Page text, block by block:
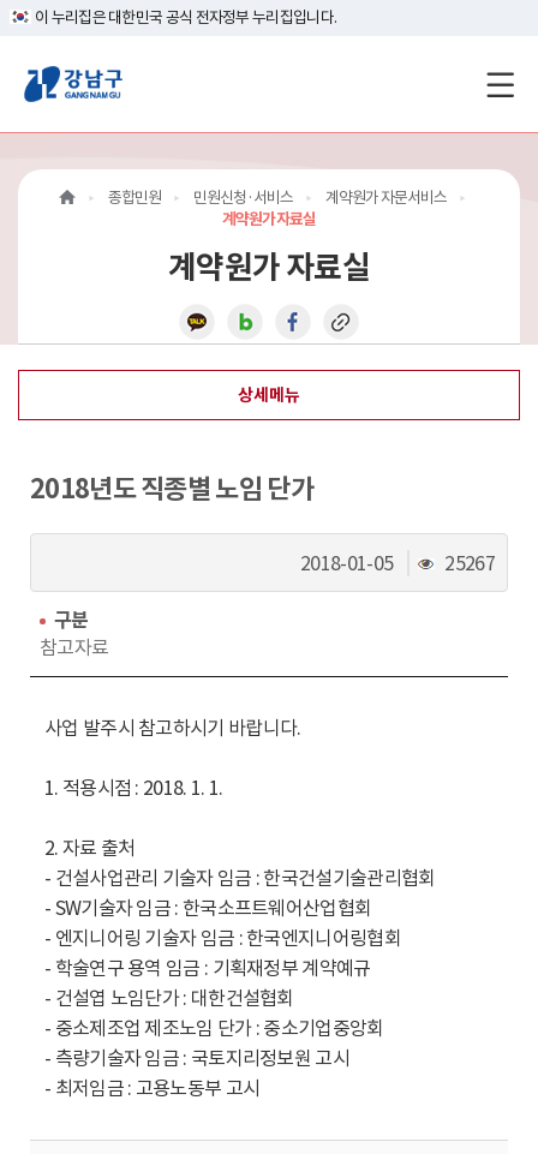
이 누리집은 대한민국 공식 전자정부 누리집입니다.
강
남
구
지
메
인
이
종합민원 민원신청·서비스
계약원가 자문서비스
계약원가 자료실
계약원가 자료실
상세메뉴
2018년도 직종별 노임 단가
2018-01-05
조
회
25267
구분
참고자료
사업 발주시 참고하시기 바랍니다.
1. 적용시점 : 2018. 1. 1.
2. 자료 출처
- 건설사업관리 기술자 임금 : 한국건설기술관리협회
- SW기술자 임금 : 한국소프트웨어산업협회
- 엔지니어링 기술자 임금 : 한국엔지니어링협회
- 학술연구 용역 임금 : 기획재정부 계약예규
- 건설엽 노임단가 : 대한건설협회
- 중소제조업 제조노임 단가 : 중소기업중앙회
- 측량기술자 임금 : 국토지리정보원 고시
- 최저임금 : 고용노동부 고시